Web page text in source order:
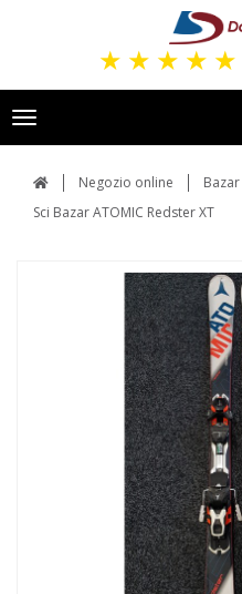
★ ★ ★ ★ ★
Toggle
navigation
Negozio online Bazar
Sci Bazar ATOMIC Redster XT